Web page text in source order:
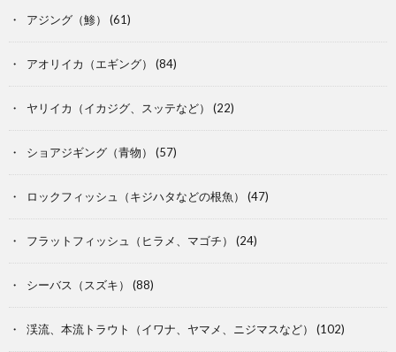
アジング（鯵） (61)
アオリイカ（エギング） (84)
ヤリイカ（イカジグ、スッテなど） (22)
ショアジギング（青物） (57)
ロックフィッシュ（キジハタなどの根魚） (47)
フラットフィッシュ（ヒラメ、マゴチ） (24)
シーバス（スズキ） (88)
渓流、本流トラウト（イワナ、ヤマメ、ニジマスなど） (102)